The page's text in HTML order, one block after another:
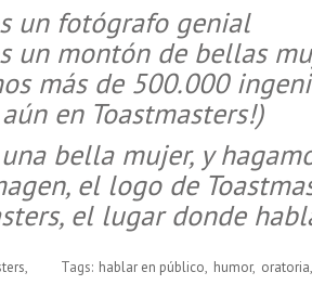
un fotógrafo genial
un montón de bellas
más de 500.000
en Toastmasters!)
bella mujer, y
el logo de
el lugar donde
Tags: hablar en público humor oratoria